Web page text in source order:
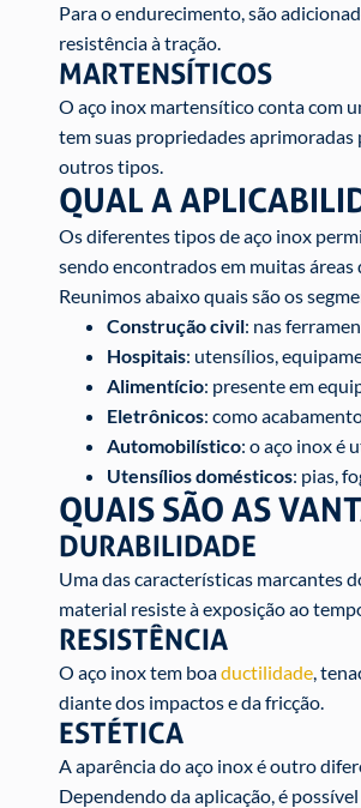
Para o endurecimento, são
resistência à tração.
MARTENSÍTICOS
O aço inox martensítico conta com
tem suas propriedades
outros tipos.
QUAL A
Os diferentes tipos de aço inox
sendo encontrados em muitas
Reunimos abaixo quais são os
Construção civil: nas
Hospitais: utensílios,
Alimentício: presente em
Eletrônicos: como
Automobilístico: o aço inox é
Utensílios domésticos: pias,
QUAIS SÃO AS
DURABILIDADE
Uma das características marcantes
material resiste à exposição ao
RESISTÊNCIA
O aço inox tem boaductilidade,
diante dos impactos e da fricção.
ESTÉTICA
A aparência do aço inox é outro
Dependendo da aplicação, é